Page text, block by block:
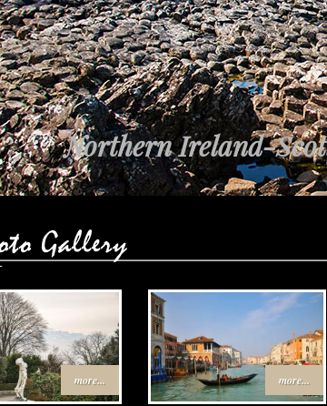
Northern Ireland-
more... more...